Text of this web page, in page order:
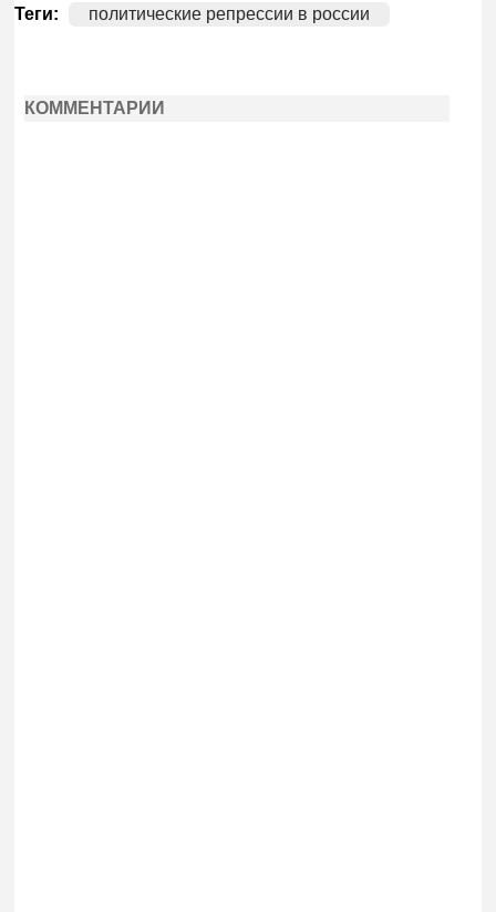
Теги: политические репрессии в россии
КОММЕНТАРИИ